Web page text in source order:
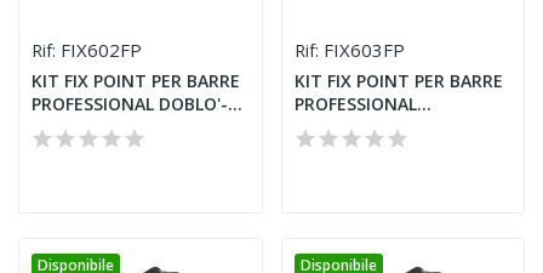
Rif: FIX602FP
KIT FIX POINT PER BARRE
PROFESSIONAL DOBLO'-
VITO
Rif: FIX603FP
KIT FIX POINT PER BARRE
PROFESSIONAL...
Disponibile Disponibile